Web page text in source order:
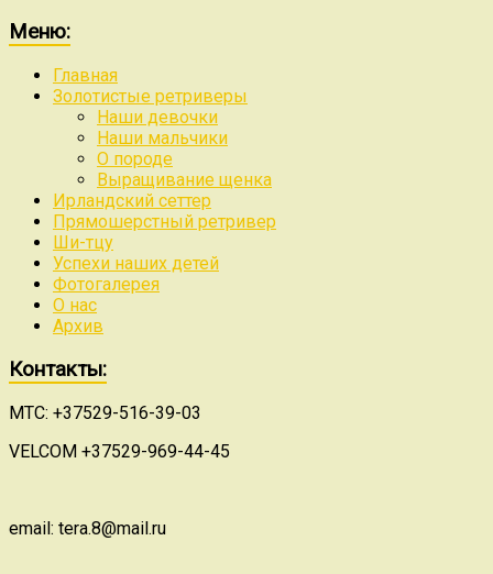
Меню:
Главная
Золотистые ретриверы
Наши девочки
Наши мальчики
О породе
Выращивание щенка
Ирландский сеттер
Прямошерстный ретривер
Ши-тцу
Успехи наших детей
Фотогалерея
О нас
Архив
Контакты:
МТС: +37529-516-39-03
VELCOM +37529-969-44-45
email: tera.8@mail.ru